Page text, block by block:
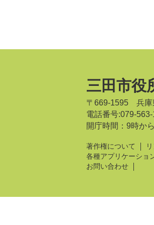
三田市役
〒669-1595 兵庫
電話番号:079-563-
開庁時間：9時か
著作権について
各種アプリケーショ
お問い合わせ